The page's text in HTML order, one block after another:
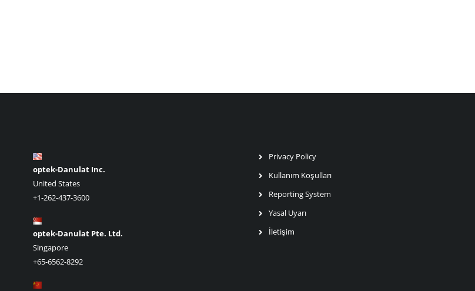
optek-Danulat Inc.
United States
+1-262-437-3600
optek-Danulat Pte. Ltd.
Singapore
+65-6562-8292
Privacy Policy
Kullanım Koşulları
Reporting System
Yasal Uyarı
İletişim